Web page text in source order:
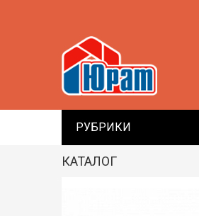
РУБРИКИ
КАТАЛОГ